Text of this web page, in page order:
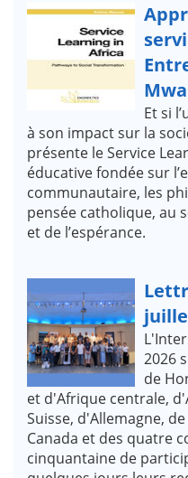
Et si
à son impact sur la
présente le Service
éducative fondée sur
communautaire, les
pensée catholique, au
et de l’espérance.
2026
de
et d'Afrique centrale,
Suisse, d'Allemagne,
Canada et des quatre
cinquantaine de